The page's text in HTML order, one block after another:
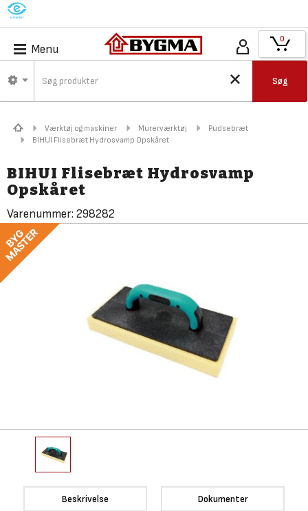
M
Menu
Søg
0
Værktøj og maskiner Murerværktøj
Pudsebræt
BIHUI Flisebræt Hydrosvamp Opskåret
BIHUI Flisebræt Hydrosvamp
Opskåret
Varenummer: 298282
Beskrivelse Dokumenter